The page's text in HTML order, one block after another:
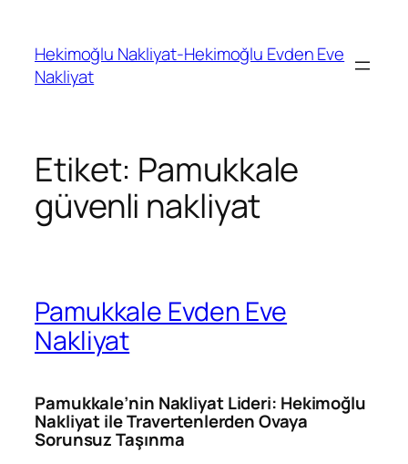
Hekimoğlu Nakliyat-Hekimoğlu Evden Eve
Nakliyat
Etiket: Pamukkale
güvenli nakliyat
Pamukkale Evden Eve
Nakliyat
Pamukkale’nin Nakliyat Lideri: Hekimoğlu
Nakliyat ile Travertenlerden Ovaya
Sorunsuz Taşınma